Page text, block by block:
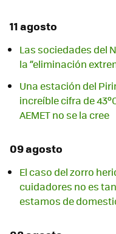
11 agosto
Las sociedades del
la “eliminación
Una estación del
increíble cifra de
AEMET no se la cree
09 agosto
El caso del zorro
cuidadores no es
estamos de